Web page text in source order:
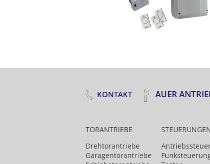
KONTAKT AUER
TORANTRIEBE
Drehtor­antriebe
Garagentorantriebe